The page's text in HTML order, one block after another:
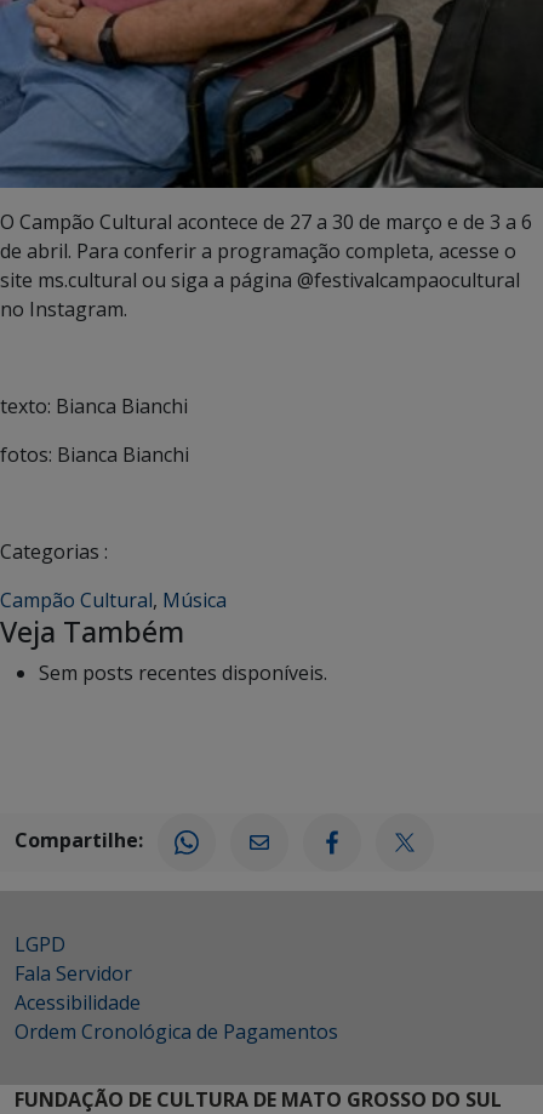
O Campão Cultural acontece de 27 a 30 de março e de 3 a 6
de abril. Para conferir a programação completa, acesse o
site ms.cultural ou siga a página @festivalcampaocultural
no Instagram.
texto: Bianca Bianchi
fotos: Bianca Bianchi
Categorias :
Campão Cultural, Música
Veja Também
Sem posts recentes disponíveis.
Compartilhe:
LGPD
Fala Servidor
Acessibilidade
Ordem Cronológica de Pagamentos
FUNDAÇÃO DE CULTURA DE MATO GROSSO DO SUL